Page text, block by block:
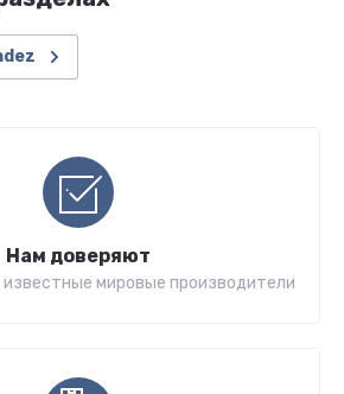
Нам доверяют
мировые производители